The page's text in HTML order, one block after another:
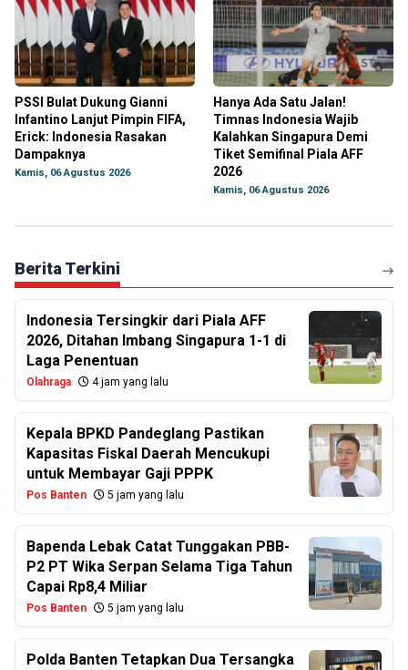
PSSI Bulat Dukung Gianni
Infantino Lanjut Pimpin FIFA,
Erick: Indonesia Rasakan
Dampaknya
Kamis, 06 Agustus 2026
Hanya Ada Satu Jalan!
Timnas Indonesia Wajib
Kalahkan Singapura Demi
Tiket Semifinal Piala AFF
2026
Kamis, 06 Agustus 2026
Berita Terkini
Indonesia Tersingkir dari Piala AFF
2026, Ditahan Imbang Singapura 1-1 di
Laga Penentuan
Olahraga 4 jam yang lalu
Kepala BPKD Pandeglang Pastikan
Kapasitas Fiskal Daerah Mencukupi
untuk Membayar Gaji PPPK
Pos Banten 5 jam yang lalu
Bapenda Lebak Catat Tunggakan PBB-
P2 PT Wika Serpan Selama Tiga Tahun
Capai Rp8,4 Miliar
Pos Banten 5 jam yang lalu
Polda Banten Tetapkan Dua Tersangka